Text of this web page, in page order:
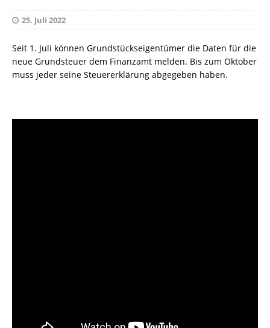
25. Juli 2022
Seit 1. Juli können Grundstückseigentümer die Daten für die
neue Grundsteuer dem Finanzamt melden. Bis zum Oktober
muss jeder seine Steuererklärung abgegeben haben.